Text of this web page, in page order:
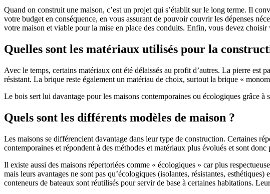
Quand on construit une maison, c’est un projet qui s’établit sur le long terme. Il
votre budget en conséquence, en vous assurant de pouvoir couvrir les dépenses
votre maison et viable pour la mise en place des conduits. Enfin, vous devez
Quelles sont les matériaux utilisés pour la
Avec le temps, certains matériaux ont été délaissés au profit d’autres. La pierre est
résistant. La brique reste également un matériau de choix, surtout la brique «
Le bois sert lui davantage pour les maisons contemporaines ou écologiques grâce
Quels sont les différents modèles de maison ?
Les maisons se différencient davantage dans leur type de construction. Certaines
contemporaines et répondent à des méthodes et matériaux plus évolués et sont
Il existe aussi des maisons répertoriées comme « écologiques » car plus
mais leurs avantages ne sont pas qu’écologiques (isolantes, résistantes,
conteneurs de bateaux sont réutilisés pour servir de base à certaines habitations.